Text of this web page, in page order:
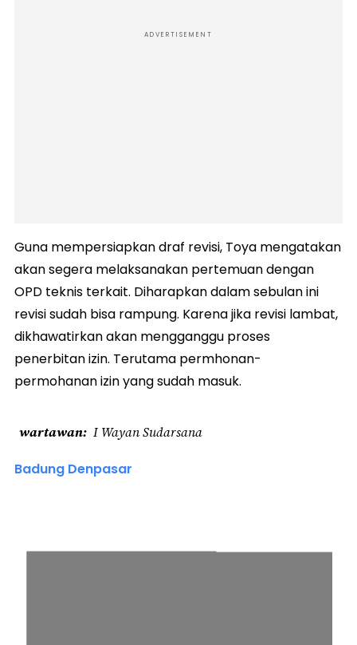
ADVERTISEMENT
Guna mempersiapkan draf revisi, Toya mengatakan
akan segera melaksanakan pertemuan dengan
OPD teknis terkait. Diharapkan dalam sebulan ini
revisi sudah bisa rampung. Karena jika revisi lambat,
dikhawatirkan akan mengganggu proses
penerbitan izin. Terutama permhonan-
permohanan izin yang sudah masuk.
wartawan I Wayan Sudarsana
Badung Denpasar